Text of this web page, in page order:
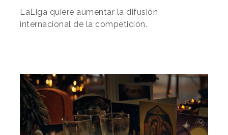
LaLiga quiere aumentar la difusión
internacional de la competición.